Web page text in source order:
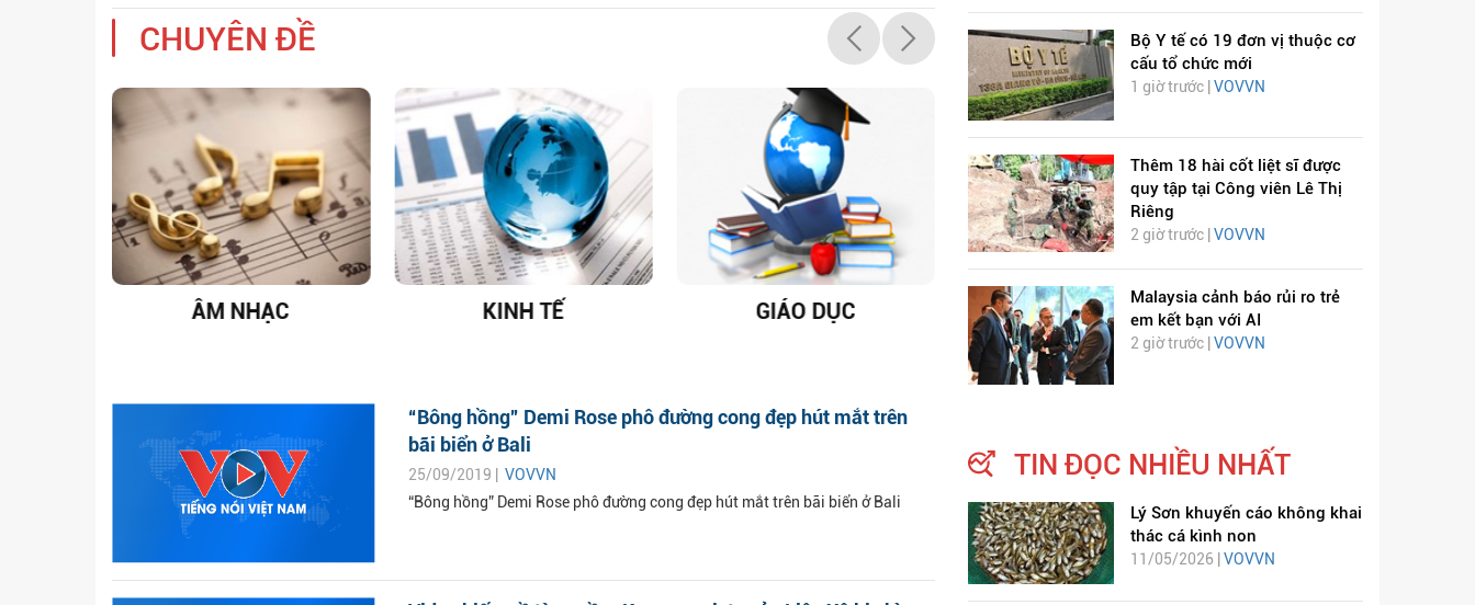
CHUYÊN ĐỀ
ÂM NHẠC KINH TẾ GIÁO DỤC
DỊCH VIÊM PHỔI COVID-
19
HÁT LÊN VIỆT NAM
“Bông hồng” Demi Rose phô đường cong đẹp hút mắt trên
bãi biển ở Bali
25/09/2019 | VOVVN
“Bông hồng” Demi Rose phô đường cong đẹp hút mắt trên bãi biển ở Bali
Bộ Y tế có 19 đơn vị thuộc cơ
cấu tổ chức mới
1 giờ trước | VOVVN
Thêm 18 hài cốt liệt sĩ được
quy tập tại Công viên Lê Thị
Riêng
2 giờ trước | VOVVN
Malaysia cảnh báo rủi ro trẻ
em kết bạn với AI
2 giờ trước |VOVVN
TIN ĐỌC NHIỀU NHẤT
Lý Sơn khuyến cáo không khai
thác cá kình non
11/05/2026 | VOVVN